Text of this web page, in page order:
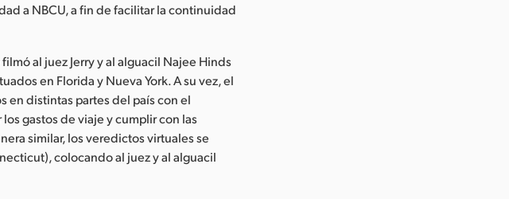
a NBCU, a fin de facilitar la continuidad
al juez Jerry y al alguacil Najee Hinds
en Florida y Nueva York. A su vez, el
en distintas partes del país con el
gastos de viaje y cumplir con las
similar, los veredictos virtuales se
colocando al juez y al alguacil